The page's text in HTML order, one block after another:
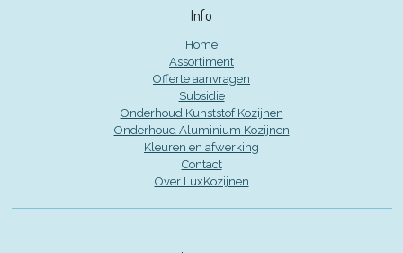
Info
Home
Assortiment
Offerte aanvragen
Subsidie
Onderhoud Kunststof Kozijnen
Onderhoud Aluminium Kozijnen
Kleuren en afwerking
Contact
Over LuxKozijnen